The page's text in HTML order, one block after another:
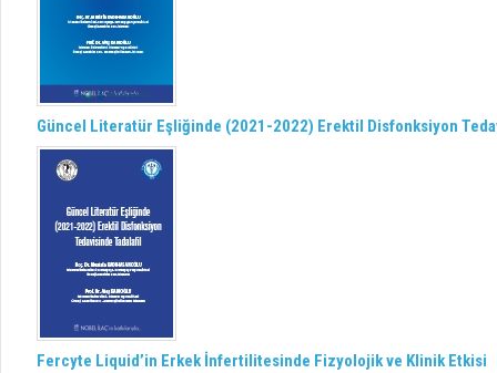
Güncel Literatür Eşliğinde (2021-2022) Erektil Disfonksiyon
Fercyte Liquid’in Erkek İnfertilitesinde Fizyolojik ve Klinik Etkisi